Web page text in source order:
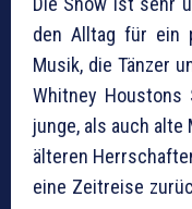
den Alltag für ein
Musik, die Tänzer
Whitney Houstons
junge, als auch alte
älteren
eine Zeitreise